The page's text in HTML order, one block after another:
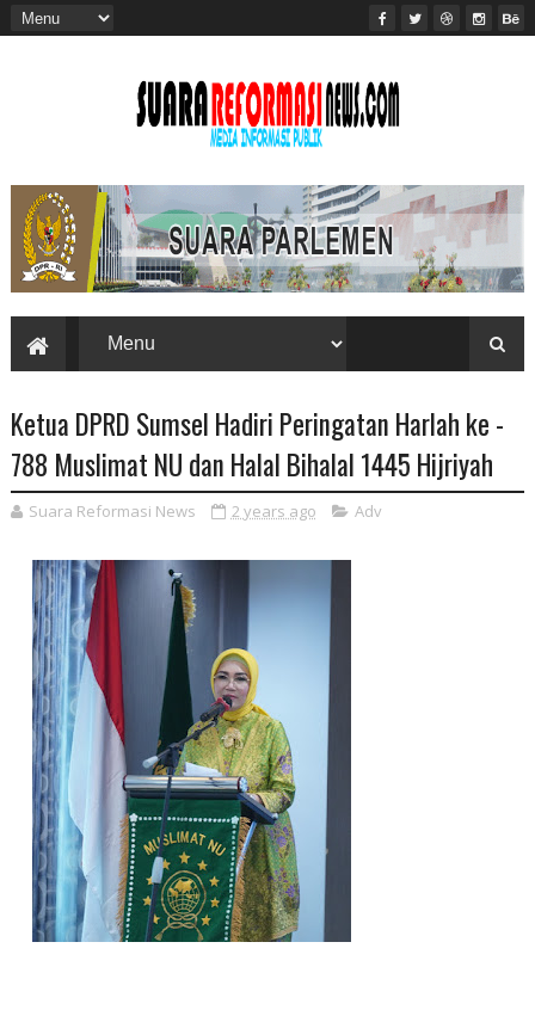
Ketua DPRD Sumsel Hadiri Peringatan Harlah ke -
788 Muslimat NU dan Halal Bihalal 1445 Hijriyah
Suara Reformasi News 2 years ago Adv